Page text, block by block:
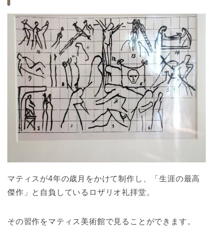
マティスが4年の歳月をかけて制作し、「生涯の最高
傑作」と自負しているロザリオ礼拝堂。
その習作をマティス美術館で見ることができます。